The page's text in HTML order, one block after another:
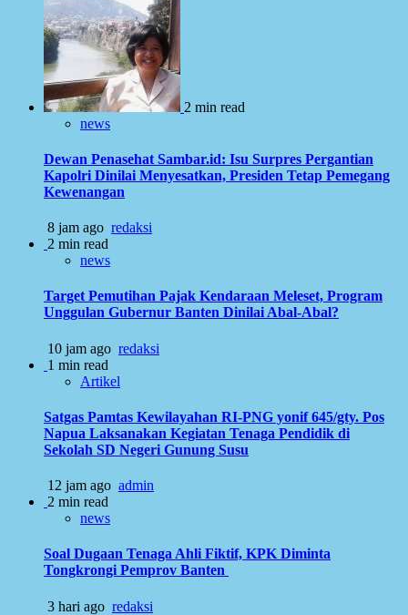
2 min read
news
Dewan Penasehat Sambar.id: Isu Surpres Pergantian
Kapolri Dinilai Menyesatkan, Presiden Tetap Pemegang
Kewenangan
8 jam ago redaksi
2 min read
news
Target Pemutihan Pajak Kendaraan Meleset, Program
Unggulan Gubernur Banten Dinilai Abal-Abal?
10 jam ago redaksi
1 min read
Artikel
Satgas Pamtas Kewilayahan RI-PNG yonif 645/gty. Pos
Napua Laksanakan Kegiatan Tenaga Pendidik di
Sekolah SD Negeri Gunung Susu
12 jam ago admin
2 min read
news
Soal Dugaan Tenaga Ahli Fiktif, KPK Diminta
Tongkrongi Pemprov Banten
3 hari ago redaksi